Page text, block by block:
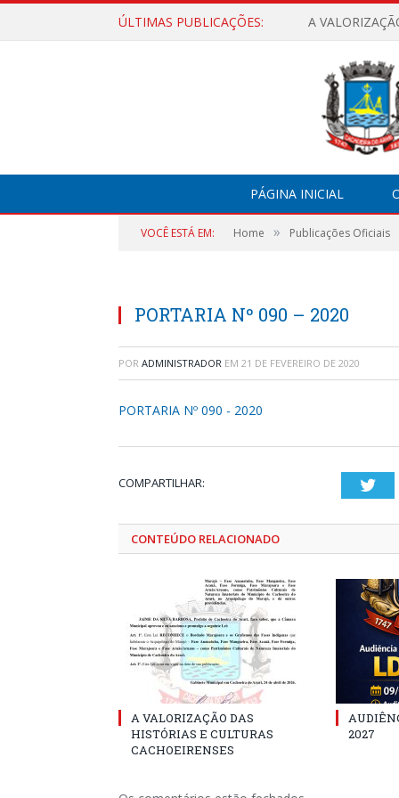
ÚLTIMAS PUBLICAÇÕES: A
PÁGINA INICIAL
VOCÊ ESTÁ EM: Home » Publicações Oficiais
PORTARIA Nº 090 – 2020
POR ADMINISTRADOR EM 21 DE FEVEREIRO DE 2020
PORTARIA Nº 090 - 2020
COMPARTILHAR:
CONTEÚDO RELACIONADO
A VALORIZAÇÃO DAS
HISTÓRIAS E CULTURAS
CACHOEIRENSES
2027